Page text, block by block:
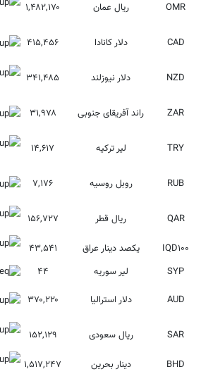
OMR ریال عمان ۱,۴۸۲,۱۷۰
CAD دلار کانادا ۴۱۵,۴۵۶
NZD دلار نیوزلند ۳۴۱,۴۸۵
ZAR راند آفریقای جنوبی ۳۱,۹۷۸
TRY لیر ترکیه ۱۴,۶۱۷
RUB روبل روسیه ۷,۱۷۶
QAR ریال قطر ۱۵۶,۷۲۷
IQD۱۰۰ یکصد دینار عراق
۴۳,۵۴۱
SYP
لیر سوریه
۴۴
AUD
دلار استرالیا ۳۷۰,۲۲۰
SAR ریال سعودی ۱۵۲,۱۲۹
BHD دینار بحرین ۱,۵۱۷,۲۴۷